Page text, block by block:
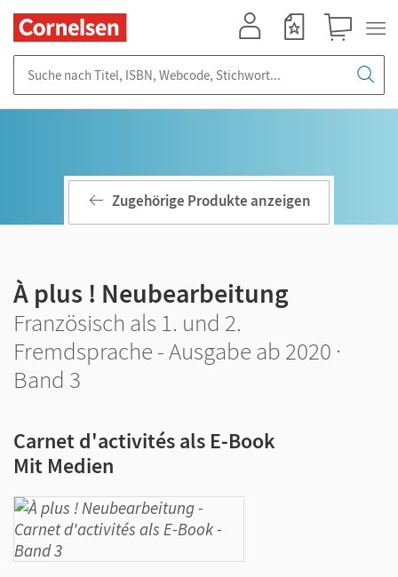
Zugehörige Produkte anzeigen
À plus ! Neubearbeitung
Französisch als 1. und 2.
Fremdsprache - Ausgabe ab 2020 ·
Band 3
Carnet d'activités als E-Book
Mit Medien